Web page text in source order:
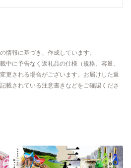
情報に基づき、作成しています。
中に予告なく返礼品の仕様（規格、容量、
更される場合がございます。お届けした返
載されている注意書きなどをご確認くださ